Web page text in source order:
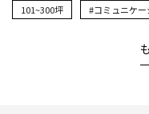
101~300坪 #コミュニケー